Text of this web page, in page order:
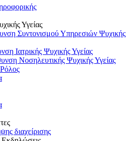
Υγείας
Συντονισμού Υπηρεσιών Ψυχικής
Ιατρικής Ψυχικής Υγείας
Νοσηλευτικής Ψυχικής Υγείας
διαχείρισης